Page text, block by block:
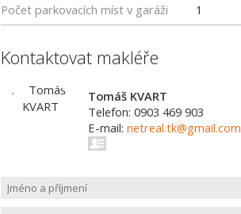
Počet parkovacích míst v garáži
1
Kontaktovat makléře
Tomáš KVART
Telefon: 0903 469 903
E-mail: netreal.tk@gmail.com